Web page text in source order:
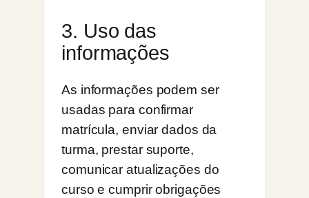
3. Uso das
informações
As informações podem ser
usadas para confirmar
matrícula, enviar dados da
turma, prestar suporte,
comunicar atualizações do
curso e cumprir obrigações